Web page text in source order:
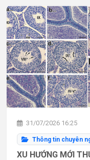
31/07/2026 16:25
Thông tin chuyên
XU HƯỚNG MỚI